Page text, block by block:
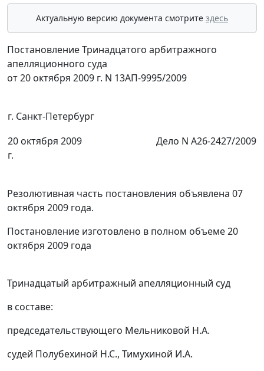
Актуальную версию документа смотрите здесь
Постановление Тринадцатого арбитражного
апелляционного суда
от 20 октября 2009 г. N 13АП-9995/2009
г. Санкт-Петербург
20 октября 2009
г.
Дело N А26-2427/2009
Резолютивная часть постановления объявлена 07
октября 2009 года.
Постановление изготовлено в полном объеме 20
октября 2009 года
Тринадцатый арбитражный апелляционный суд
в составе:
председательствующего Мельниковой Н.А.
судей Полубехиной Н.С., Тимухиной И.А.